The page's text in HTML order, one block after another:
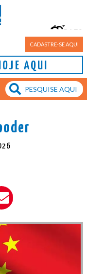
CADASTRE-SE AQUI
AQUI
Porto Alegre
15°